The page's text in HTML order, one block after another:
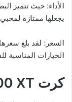
يجعلها ممتازة
الخيارات المناسبة
كرت AMD Radeon RX 7800 XT :